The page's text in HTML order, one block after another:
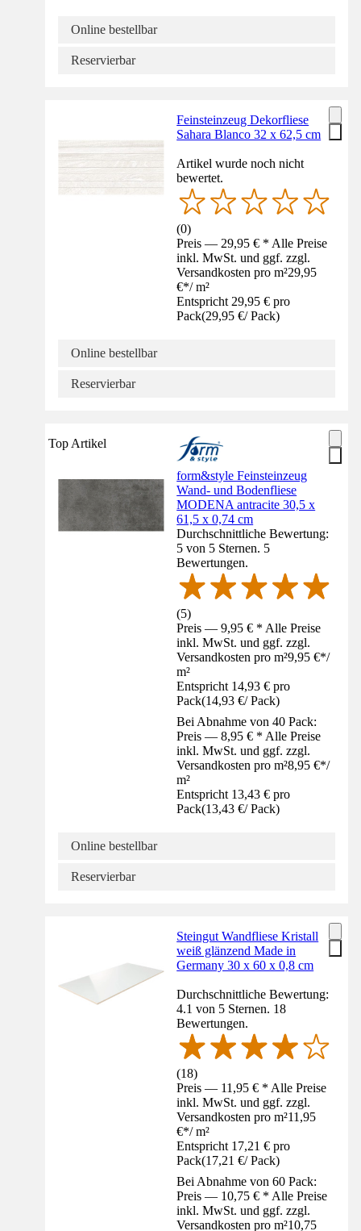
Online bestellbar
Reservierbar
Feinsteinzeug Dekorfliese
Sahara Blanco 32 x 62,5 cm
Artikel wurde noch nicht
bewertet.
(0)
Preis — 29,95 € * Alle Preise
inkl. MwSt. und ggf. zzgl.
Versandkosten pro m²29,95
€*/ m²
Entspricht 29,95 € pro
Pack(29,95 €/ Pack)
Online bestellbar
Reservierbar
Top Artikel
form&style Feinsteinzeug
Wand- und Bodenfliese
MODENA antracite 30,5 x
61,5 x 0,74 cm
Durchschnittliche Bewertung:
5 von 5 Sternen. 5
Bewertungen.
(5)
Preis — 9,95 € * Alle Preise
inkl. MwSt. und ggf. zzgl.
Versandkosten pro m²9,95 €*/
m²
Entspricht 14,93 € pro
Pack(14,93 €/ Pack)
Bei Abnahme von 40 Pack:
Preis — 8,95 € * Alle Preise
inkl. MwSt. und ggf. zzgl.
Versandkosten pro m²8,95 €*/
m²
Entspricht 13,43 € pro
Pack(13,43 €/ Pack)
Online bestellbar
Reservierbar
Steingut Wandfliese Kristall
weiß glänzend Made in
Germany 30 x 60 x 0,8 cm
Durchschnittliche Bewertung:
4.1 von 5 Sternen. 18
Bewertungen.
(18)
Preis — 11,95 € * Alle Preise
inkl. MwSt. und ggf. zzgl.
Versandkosten pro m²11,95
€*/ m²
Entspricht 17,21 € pro
Pack(17,21 €/ Pack)
Bei Abnahme von 60 Pack:
Preis — 10,75 € * Alle Preise
inkl. MwSt. und ggf. zzgl.
Versandkosten pro m²10,75